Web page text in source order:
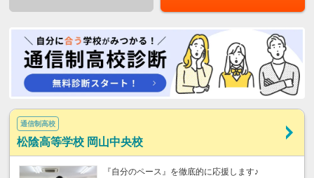
通信制高校
松陰高等学校 岡山中央校
『自分のペース』を徹底的に応援します♪